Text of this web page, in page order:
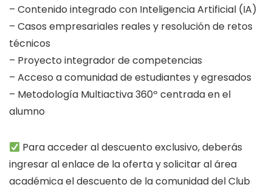
– Contenido integrado con Inteligencia Artificial (IA)
– Casos empresariales reales y resolución de retos
técnicos
– Proyecto integrador de competencias
– Acceso a comunidad de estudiantes y egresados
– Metodología Multiactiva 360º centrada en el
alumno
Para acceder al descuento exclusivo, deberás
ingresar al enlace de la oferta y solicitar al área
académica el descuento de la comunidad del Club